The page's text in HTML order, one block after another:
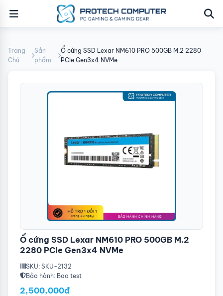
Trang
Chủ
Sản
phẩm
Ổ cứng SSD Lexar NM610 PRO 500GB M.2 2280
PCIe Gen3x4 NVMe
Ổ cứng SSD Lexar NM610 PRO 500GB M.2
2280 PCIe Gen3x4 NVMe
SKU: SKU-2132
Bảo hành: Bao test
2,500,000đ